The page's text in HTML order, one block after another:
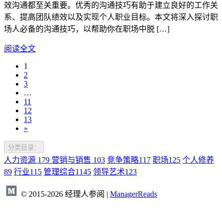
效沟通都至关重要。优秀的沟通技巧有助于建立良好的工作关
系、提高团队绩效以及实现个人职业目标。本文将深入探讨职
场人必备的沟通技巧，以帮助你在职场中脱 […]
阅读全文
1
2
3
…
11
12
13
»
分类目录：
人力资源 179 营销与销售 103 竞争策略117 职场125 个人修养
89 行业115 管理综合1145 领导艺术123
© 2015-2026 经理人参阅 | ManagerReads